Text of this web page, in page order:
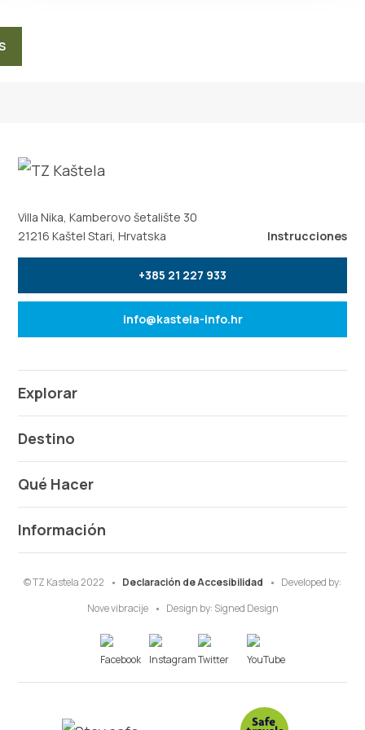
Villa Nika, Kamberovo šetalište 30
21216 Kaštel Stari, Hrvatska
Instrucciones
+385 21 227 933
info@kastela-info.hr
Explorar
Destino
Qué Hacer
Información
© TZ Kastela 2022 Declaración de Accesibilidad
Developed by:
Nove vibracije
Design by: Signed Design